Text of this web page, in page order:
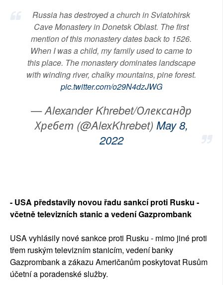
Russia has destroyed a church in Sviatohirsk
Cave Monastery in Donetsk Oblast. The first
mention of this monastery dates back to 1526.
When I was a child, my family used to came to
this place. The monastery dominates landscape
with winding river, chalky mountains, pine forest.
pic.twitter.com/o29N4dzJWG
— Alexander Khrebet/Олександр
Хребет (@AlexKhrebet) May 8,
2022
- USA představily novou řadu sankcí proti Rusku -
včetně televizních stanic a vedení Gazprombank
USA vyhlásily nové sankce proti Rusku - mimo jiné proti
třem ruským televizním stanicím, vedení banky
Gazprombank a zákazu Američanům poskytovat Rusům
účetní a poradenské služby.